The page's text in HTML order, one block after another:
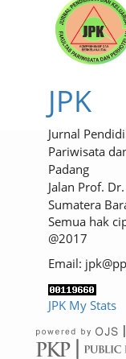
JPK
Jurnal
Pariwisata
Padang
Jalan Prof.
Sumatera
Semua hak
@2017
Email:
JPK My Stats